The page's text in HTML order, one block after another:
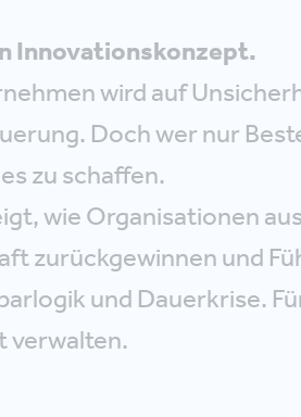
Innovationskonzept.
wird auf
Doch wer nur
zu schaffen.
wie Organisationen
zurückgewinnen und
und Dauerkrise.
verwalten.